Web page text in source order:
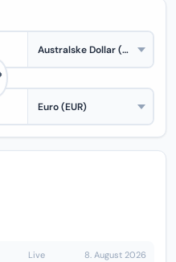
Live 8. August 2026